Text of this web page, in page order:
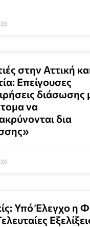
στην Αττική
Επείγουσες
διάσωσης
να
δια
Υπό Έλεγχο η